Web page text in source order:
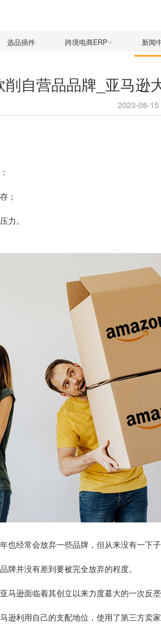
选品插件 跨境电商ERP 新闻
削自营品品牌_亚马逊
2023-08-15
；
力。
经常会放弃一些品牌，但从来没有一下子
并没有差到要被完全放弃的程度。
逊面临着其创立以来力度蕞大的一次反垄
逊利用自己的支配地位，使用了第三方